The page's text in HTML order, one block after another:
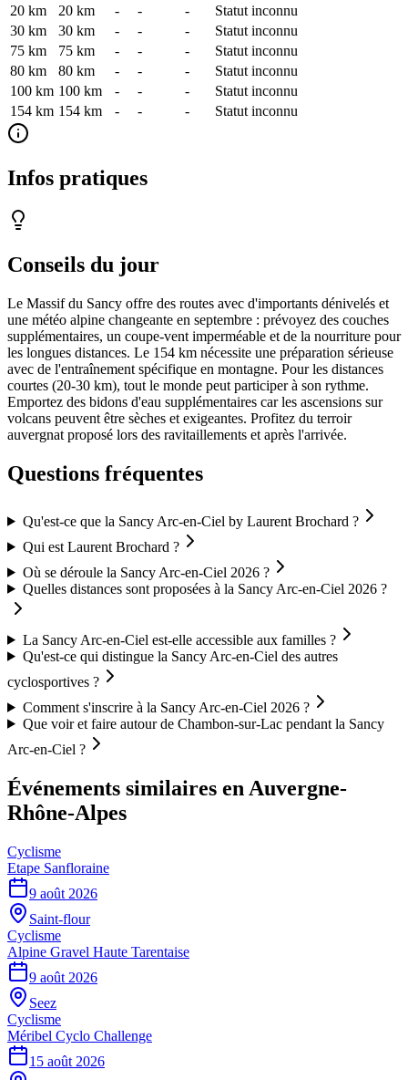
20 km
20 km - - -
Statut inconnu
30 km
30 km - - -
Statut inconnu
75 km
75 km - - -
Statut inconnu
80 km
80 km - - -
Statut inconnu
100 km 100 km - - -
Statut inconnu
154 km 154 km - - - Statut inconnu
Infos pratiques
Conseils du jour
Le Massif du Sancy offre des routes avec d'importants dénivelés et
une météo alpine changeante en septembre : prévoyez des couches
supplémentaires, un coupe-vent imperméable et de la nourriture pour
les longues distances. Le 154 km nécessite une préparation sérieuse
avec de l'entraînement spécifique en montagne. Pour les distances
courtes (20-30 km), tout le monde peut participer à son rythme.
Emportez des bidons d'eau supplémentaires car les ascensions sur
volcans peuvent être sèches et exigeantes. Profitez du terroir
auvergnat proposé lors des ravitaillements et après l'arrivée.
Questions fréquentes
Qu'est-ce que la Sancy Arc-en-Ciel by Laurent Brochard ?
Qui est Laurent Brochard ?
Où se déroule la Sancy Arc-en-Ciel 2026 ?
Quelles distances sont proposées à la Sancy Arc-en-Ciel 2026 ?
La Sancy Arc-en-Ciel est-elle accessible aux familles ?
Qu'est-ce qui distingue la Sancy Arc-en-Ciel des autres
cyclosportives ?
Comment s'inscrire à la Sancy Arc-en-Ciel 2026 ?
Que voir et faire autour de Chambon-sur-Lac pendant la Sancy
Arc-en-Ciel ?
Événements similaires en Auvergne-
Rhône-Alpes
Cyclisme
Etape Sanfloraine
9 août 2026
Saint-flour
Cyclisme
Alpine Gravel Haute Tarentaise
9 août 2026
Seez
Cyclisme
Méribel Cyclo Challenge
15 août 2026